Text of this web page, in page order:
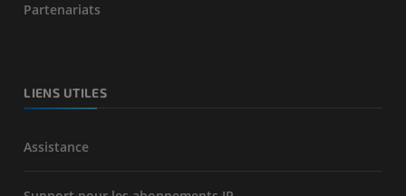
Partenariats
LIENS UTILES
Assistance